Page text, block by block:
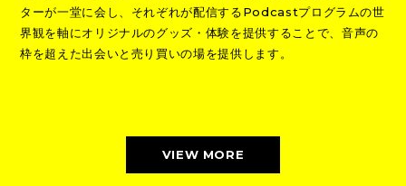
ターが一堂に会し、それぞれが配信するPodcastプログラムの世
界観を軸にオリジナルのグッズ・体験を提供することで、音声の
枠を超えた出会いと売り買いの場を提供します。
VIEW MORE